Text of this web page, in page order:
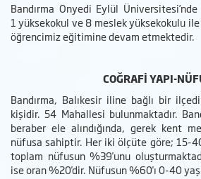
Bandırma Onyedi Eylül
1 yüksekokul ve 8 meslek yüksekokulu
öğrencimiz eğitimine devam etmektedir.
COĞRAFİ YAPI-
Bandırma, Balıkesir iline bağlı bir
kişidir. 54 Mahallesi bulunmaktadır.
beraber ele alındığında, gerek kent
nüfusa sahiptir. Her iki ölçüte göre; 15-
toplam nüfusun %39'unu
ise oran %20'dir. Nüfusun %60'ı 0-40 yaş